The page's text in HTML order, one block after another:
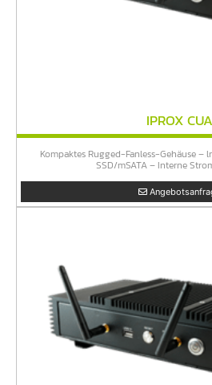
IPROX CUA
Kompaktes Rugged-Fanless-Gehäuse –
SSD/mSATA – Interne